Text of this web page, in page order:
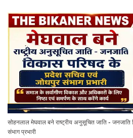
सोहनलाल मेघवाल बने राष्ट्रीय अनुसूचित जाति -
संभाग प्रभारी